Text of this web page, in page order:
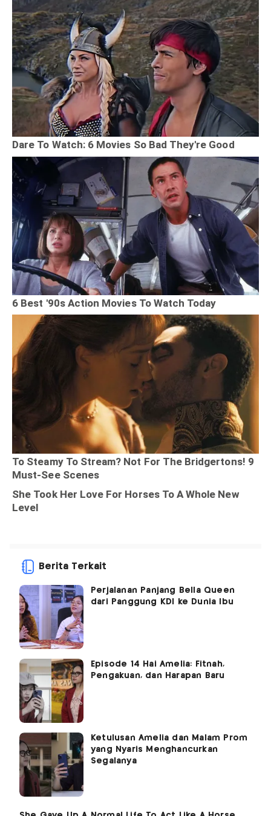
Berita Terkait
Perjalanan Panjang Bella Queen
dari Panggung KDI ke Dunia Ibu
Episode 14 Hai Amelia: Fitnah,
Pengakuan, dan Harapan Baru
Ketulusan Amelia dan Malam Prom
yang Nyaris Menghancurkan
Segalanya